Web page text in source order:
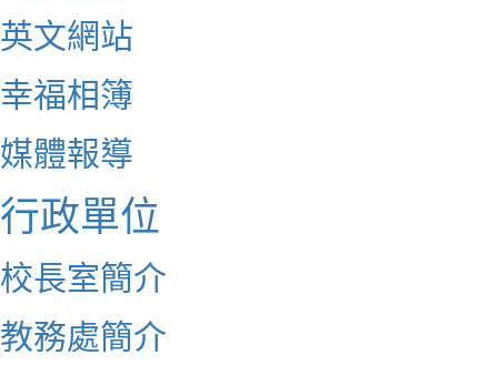
英文網站
幸福相簿
媒體報導
行政單位
校長室簡介
教務處簡介